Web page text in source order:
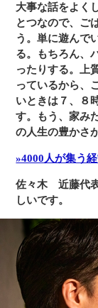
大事な話をよく
とつなので、ご
う。単に遊んで
る。もちろん、
ったりする。上
っているから、
いときは７、８
す。もう、家み
の人生の豊かさ
»4000人が集う
佐々木近藤代表
しいです。